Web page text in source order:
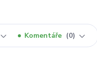
Komentáře 0